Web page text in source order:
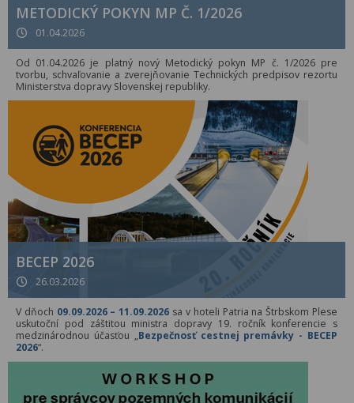
METODICKÝ POKYN MP Č. 1/2026
01.04.2026
Od 01.04.2026 je platný nový Metodický pokyn MP č. 1/2026 pre
tvorbu, schvaľovanie a zverejňovanie Technických predpisov rezortu
Ministerstva dopravy Slovenskej republiky.
BECEP 2026
26.03.2026
V dňoch 09.09.2026 – 11.09.2026 sa v hoteli Patria na Štrbskom Plese
uskutoční pod záštitou ministra dopravy 19. ročník konferencie s
medzinárodnou účasťou „Bezpečnosť cestnej premávky - BECEP
2026“.